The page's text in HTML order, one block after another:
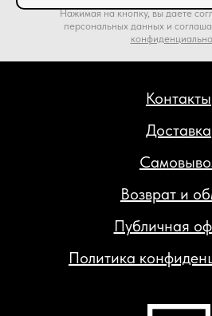
Публичная
Политика
Доставка
Возврат и
Контакты
Нажимая на кнопку, вы даете
персональных данных и